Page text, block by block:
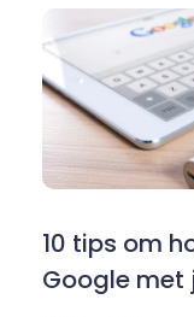
10 tips om
Google met